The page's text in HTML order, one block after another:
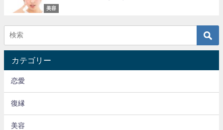
美容
カテゴリー
恋愛
復縁
美容